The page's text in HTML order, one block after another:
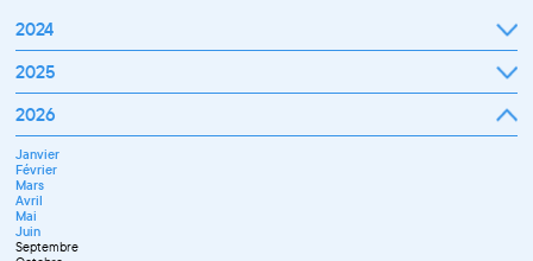
2024
Janvier
Février
Mars
Avril
Juillet
Septembre
Novembre
Décembre
2025
Janvier
Février
Mars
Avril
Mai
Juin
Juillet
Septembre
Octobre
Novembre
2026
Janvier
Février
Mars
Avril
Mai
Juin
Septembre